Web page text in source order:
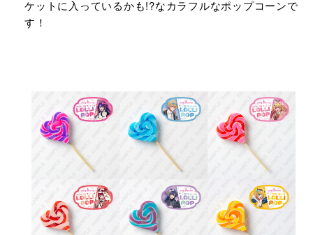
ケットに入っているかも!?なカラフルなポップコーンで
す！